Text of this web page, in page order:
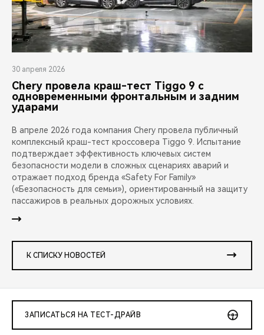
30 апреля 2026
Chery провела краш-тест Tiggo 9 с
одновременными фронтальным и задним
ударами
В апреле 2026 года компания Chery провела публичный
комплексный краш-тест кроссовера Tiggo 9. Испытание
подтверждает эффективность ключевых систем
безопасности модели в сложных сценариях аварий и
отражает подход бренда «Safety For Family»
(«Безопасность для семьи»), ориентированный на защиту
пассажиров в реальных дорожных условиях.
К СПИСКУ НОВОСТЕЙ
ЗАПИСАТЬСЯ НА ТЕСТ-ДРАЙВ